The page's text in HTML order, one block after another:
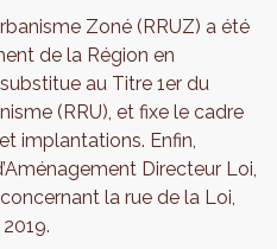
Zoné (RRUZ) a été
de la Région en
au Titre 1er du
(RRU), et fixe le cadre
implantations. Enfin,
Directeur Loi,
la rue de la Loi,